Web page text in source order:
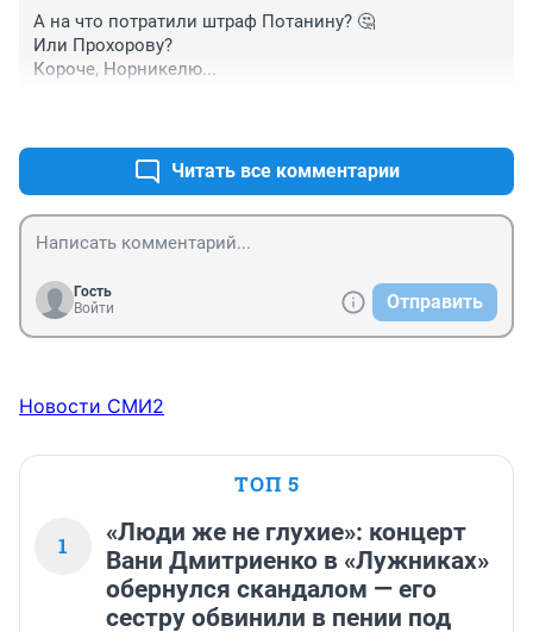
А на что потратили штраф Потанину? 🤔
Или Прохорову?
Короче, Норникелю...
Читать все комментарии
Гость
Войти
Отправить
Новости СМИ2
ТОП 5
1
«Люди же не глухие»: концерт
Вани Дмитриенко в «Лужниках»
обернулся скандалом — его
сестру обвинили в пении под